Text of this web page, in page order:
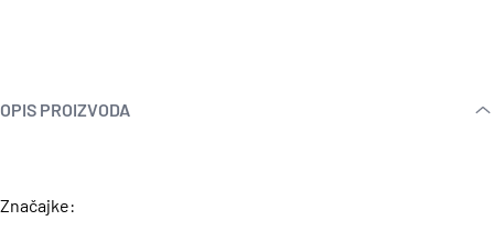
OPIS PROIZVODA
Značajke: